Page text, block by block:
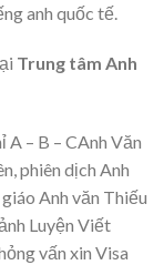
anh quốc tế.
Trung tâm Anh
A – B – CAnh Văn
phiên dịch Anh
Anh văn Thiếu
Luyện Viết
vấn xin Visa